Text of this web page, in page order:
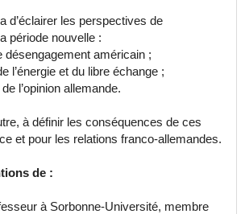
d’éclairer les perspectives de
période nouvelle :
désengagement américain ;
l’énergie et du libre échange ;
l’opinion allemande.
à définir les conséquences de ces
et pour les relations franco-allemandes.
de :
à Sorbonne-Université, membre